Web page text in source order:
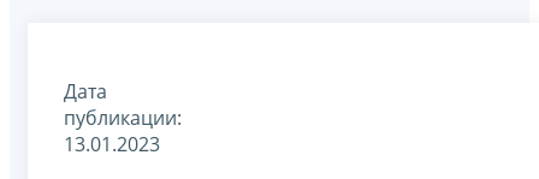
Дата
публикации:
13.01.2023